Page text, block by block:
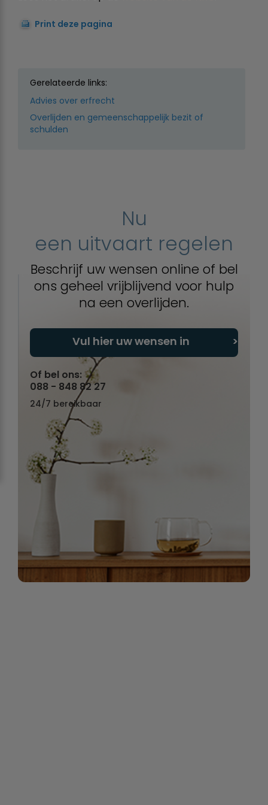
Print deze pagina
Gerelateerde links:
Advies over erfrecht
Overlijden en gemeenschappelijk bezit of
schulden
Nu
een uitvaart regelen
Beschrijf uw wensen online of bel
ons geheel vrijblijvend voor hulp
na een overlijden.
Vul hier uw wensen in
Of bel ons:
088 - 848 82 27
24/7 bereikbaar